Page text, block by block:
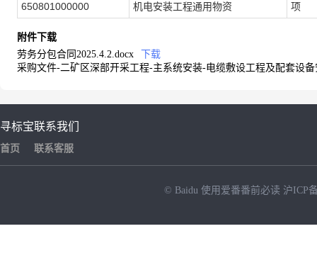
650801000000 机电安装工程通用物资 项
附件下载
劳务分包合同2025.4.2.docx
下载
采购文件-二矿区深部开采工程-主系统安装-电缆敷设工程及配套设备
寻标宝
首页
联系我们
联系客服
© Baidu 使用爱番番前必读 沪ICP